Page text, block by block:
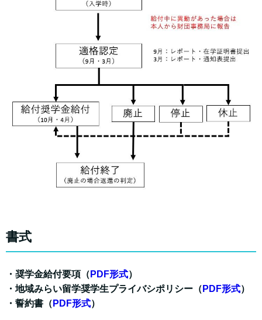
書式
・奨学金給付要項（ PDF形式）
・地域みらい留学奨学生プライバシポリシー（ PDF形式）
・誓約書（ PDF形式）